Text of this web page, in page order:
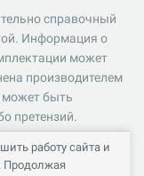
справочный
Информация о
может
производителем
может быть
претензий.
вас характеристики
цены указаны в
работу сайта и
Продолжая